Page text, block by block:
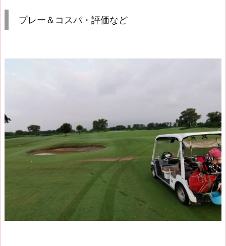
プレー＆コスパ・評価など